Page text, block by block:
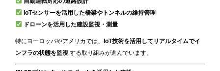
IoTセンサーを活用した橋梁やトンネルの維持管理
ドローンを活用した建設監視・測量
特にヨーロッパやアメリカでは、
IoT技術を活用してリアルタイムでイ
ンフラの状態を監視する取り組みが進んでいます。